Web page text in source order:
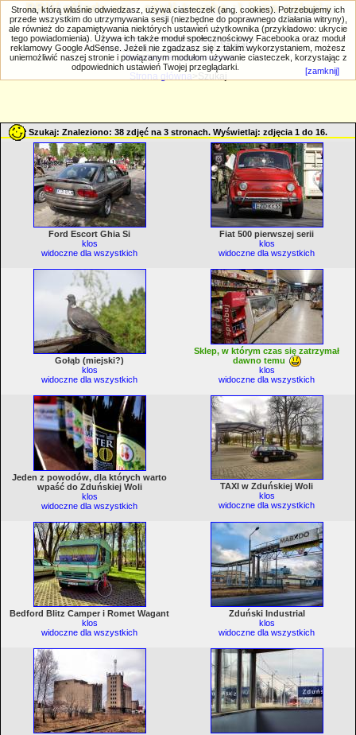
PRIV.gtlodz.eu - czyli trochę ;) inna galeria
Wyszukiwanie zaawansowane
Strona główna >Szukaj
Szukaj: Znaleziono: 38 zdjęć na 3 stronach. Wyświetlaj: zdjęcia 1 do 16.
Ford Escort Ghia Si
klos
widoczne dla wszystkich
Fiat 500 pierwszej serii
klos
widoczne dla wszystkich
Gołąb (miejski?)
klos
widoczne dla wszystkich
Sklep, w którym czas się zatrzymał
dawno temu
klos
widoczne dla wszystkich
Jeden z powodów, dla których warto
wpaść do Zduńskiej Woli
klos
widoczne dla wszystkich
TAXI w Zduńskiej Woli
klos
widoczne dla wszystkich
Bedford Blitz Camper i Romet Wagant
klos
widoczne dla wszystkich
Zduński Industrial
klos
widoczne dla wszystkich
Strona, którą właśnie odwiedzasz, używa ciasteczek (ang. cookies). Potrzebujemy ich
przede wszystkim do utrzymywania sesji (niezbędne do poprawnego działania witryny),
ale również do zapamiętywania niektórych ustawień użytkownika (przykładowo: ukrycie
tego powiadomienia). Używa ich także moduł społecznościowy Facebooka oraz moduł
reklamowy Google AdSense. Jeżeli nie zgadzasz się z takim wykorzystaniem, możesz
uniemożliwić naszej stronie i powiązanym modułom używanie ciasteczek, korzystając z
odpowiednich ustawień Twojej przeglądarki.
[zamknij]